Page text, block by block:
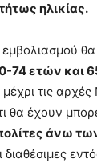
ηλικίας.
74 ετών και
μέχρι τις
θα έχουν
άνω
διαθέσιμες